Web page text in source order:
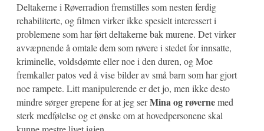
Deltakerne i Røverradion fremstilles som nesten ferdig
rehabiliterte, og filmen virker ikke spesielt interessert i
problemene som har ført deltakerne bak murene. Det virker
avvæpnende å omtale dem som røvere i stedet for innsatte,
kriminelle, voldsdømte eller noe i den duren, og Moe
fremkaller patos ved å vise bilder av små barn som har gjort
noe rampete. Litt manipulerende er det jo, men ikke desto
mindre sørger grepene for at jeg serMina og røvernemed
sterk medfølelse og et ønske om at hovedpersonene skal